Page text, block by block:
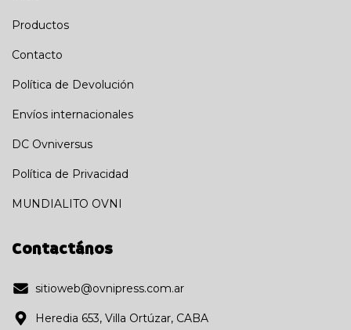
Productos
Contacto
Política de Devolución
Envíos internacionales
DC Ovniversus
Política de Privacidad
MUNDIALITO OVNI
Contactános
sitioweb@ovnipress.com.ar
Heredia 653, Villa Ortúzar, CABA